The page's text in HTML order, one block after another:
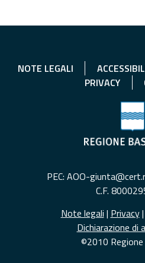
NOTE LEGALI
PRIVACY
PEC: AOO-
C.F.
Note legali | Privacy|
Dichiarazione di
©2010